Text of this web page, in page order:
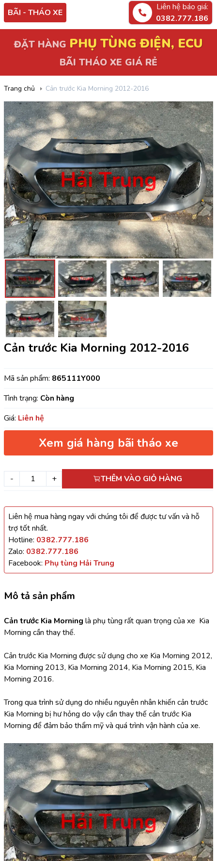
BÃI - THÁO XE
Liên hệ báo giá:
0382.777.186
ĐẶT HÀNGPHỤ TÙNG ĐIỆN, ECU
BÃI THÁO XE GIÁ RẺ
Trang chủ Cản trước Kia Morning 2012-2016
Cản trước Kia Morning 2012-2016
Mã sản phẩm: 865111Y000
Tình trạng: Còn hàng
Giá: Liên hệ
Xem giá hàng bãi tháo xe
- + THÊM VÀO GIỎ HÀNG
Liên hệ mua hàng ngay với chúng tôi để được tư vấn và hỗ
trợ tốt nhất.
Hotline: 0382.777.186
Zalo: 0382.777.186
Facebook: Phụ tùng Hải Trung
Mô tả sản phẩm
Cản trước Kia Morning là phụ tùng rất quan trọng của xe  Kia
Morning cần thay thế.
Cản trước Kia Morning được sử dụng cho xe Kia Morning 2012,
Kia Morning 2013, Kia Morning 2014, Kia Morning 2015, Kia
Morning 2016.
Trong qua trình sử dụng do nhiều nguyên nhân khiến cản trước
Kia Morning bị hư hỏng do vậy cần thay thế cản trước Kia
Morning để đảm bảo thẩm mỹ và quá trình vận hành của xe.